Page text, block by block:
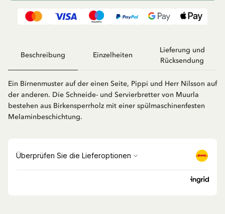
Beschreibung Einzelheiten
Lieferung und
Rücksendung
Ein Birnenmuster auf der einen Seite, Pippi und Herr Nilsson auf
der anderen. Die Schneide- und Servierbretter von Muurla
bestehen aus Birkensperrholz mit einer spülmaschinenfesten
Melaminbeschichtung.